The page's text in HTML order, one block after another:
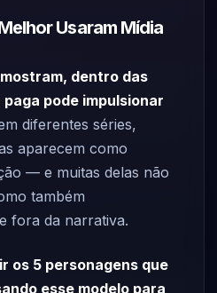
Usaram Mídia
dentro das
pode impulsionar
diferentes séries,
aparecem como
— e muitas delas não
também
fora da narrativa.
os 5 personagens que
esse modelo para